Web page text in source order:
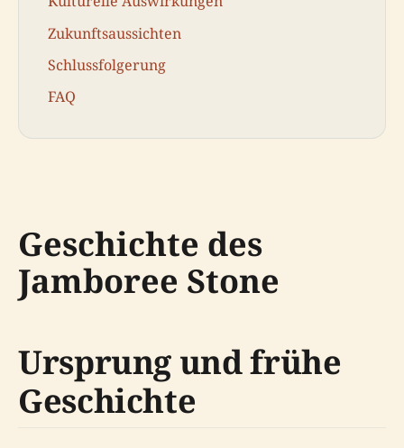
Zukunftsaussichten
Schlussfolgerung
FAQ
Geschichte des
Jamboree Stone
Ursprung und frühe
Geschichte